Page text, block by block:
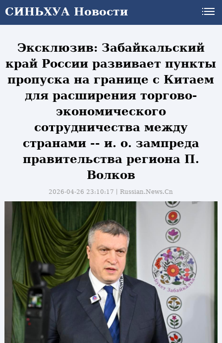
СИНЬХУА Новости
СИНЬХУА Новости
Эксклюзив: Забайкальский
край России развивает пункты
пропуска на границе с Китаем
для расширения торгово-
экономического
сотрудничества между
странами -- и. о. зампреда
правительства региона П.
Волков
2026-04-26 23:10:17丨Russian.News.Cn